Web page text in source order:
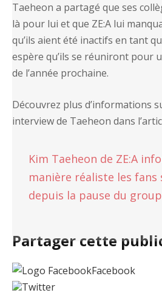
Taeheon a partagé que ses
là pour lui et que ZE:A lui
qu’ils aient été inactifs en tant
espère qu’ils se réuniront pour
de l’année prochaine.
Découvrez plus d’informations
interview de Taeheon dans
Kim Taeheon de ZE:A
manière réaliste les fans
depuis la pause du
Partager cette
Facebook
Twitter